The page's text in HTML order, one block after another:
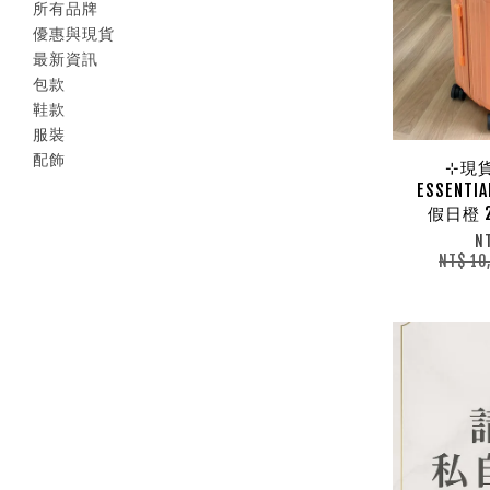
所有品牌
優惠與現貨
最新資訊
包款
鞋款
服裝
配飾
⊹現
假日橙
NT$